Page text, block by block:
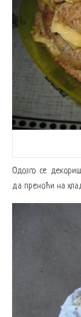
Одозго се
да преноћи на